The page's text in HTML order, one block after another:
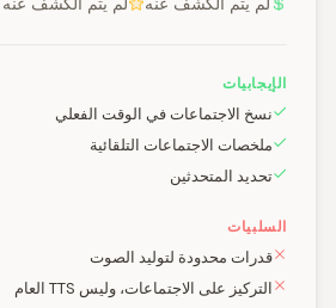
الإيجابيات
نسخ الاجتماعات في الوقت الفعلي
ملخصات الاجتماعات التلقائية
تحديد المتحدثين
السلبيات
قدرات محدودة لتوليد الصوت
التركيز على الاجتماعات، وليس TTS العام